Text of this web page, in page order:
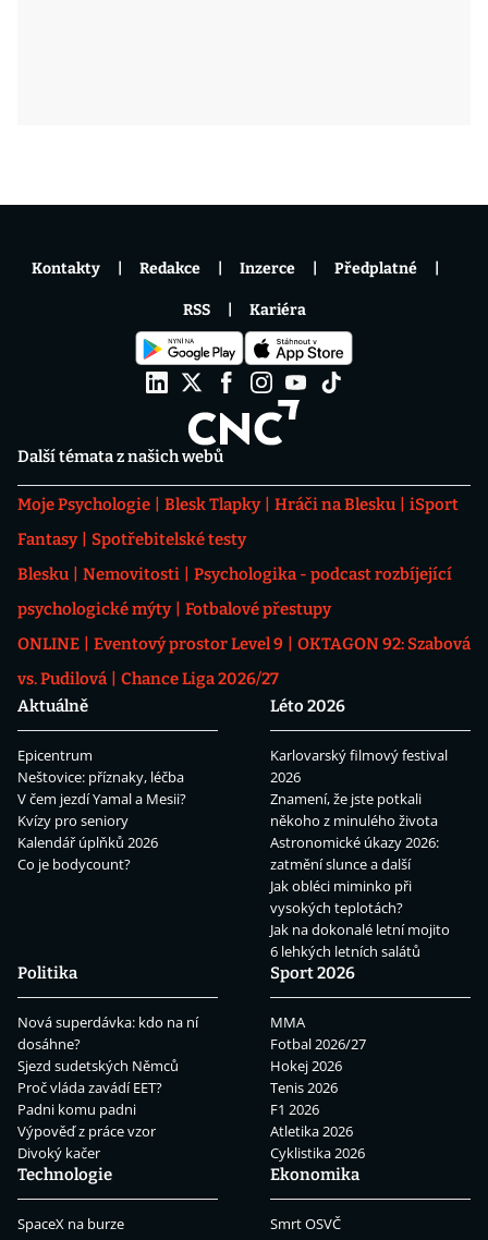
Další témata z našich webů
Moje Psychologie Blesk Tlapky Hráči na Blesku
iSport
Fantasy
Spotřebitelské testy
Blesku
Nemovitosti
Psychologika - podcast rozbíjející
psychologické mýty
Fotbalové přestupy
ONLINE
Eventový prostor Level 9
OKTAGON 92: Szabová
vs. Pudilová
Chance Liga 2026/27
Aktuálně
Epicentrum
Neštovice: příznaky, léčba
V čem jezdí Yamal a Mesii?
Kvízy pro seniory
Kalendář úplňků 2026
Co je bodycount?
Léto 2026
Karlovarský filmový festival
2026
Znamení, že jste potkali
někoho z minulého života
Astronomické úkazy 2026:
zatmění slunce a další
Jak obléci miminko při
vysokých teplotách?
Jak na dokonalé letní mojito
6 lehkých letních salátů
Politika
Nová superdávka: kdo na ní
dosáhne?
Sjezd sudetských Němců
Proč vláda zavádí EET?
Padni komu padni
Výpověď z práce vzor
Divoký kačer
Sport 2026
MMA
Fotbal 2026/27
Hokej 2026
Tenis 2026
F1 2026
Atletika 2026
Cyklistika 2026
Technologie
SpaceX na burze
Ekonomika
Smrt OSVČ
Kontakty Redakce Inzerce Předplatné
RSS Kariéra